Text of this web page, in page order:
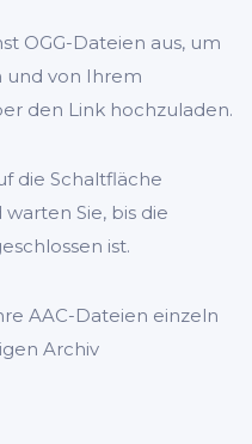
OGG-Dateien aus, um
und von Ihrem
den Link hochzuladen.
die Schaltfläche
Sie, bis die
ist.
AAC-Dateien einzeln
Archiv